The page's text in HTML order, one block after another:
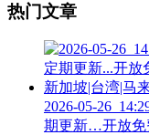
热门文章
2026-05-
期更新…开放免